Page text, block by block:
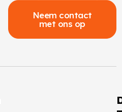
Neem contact
met ons op